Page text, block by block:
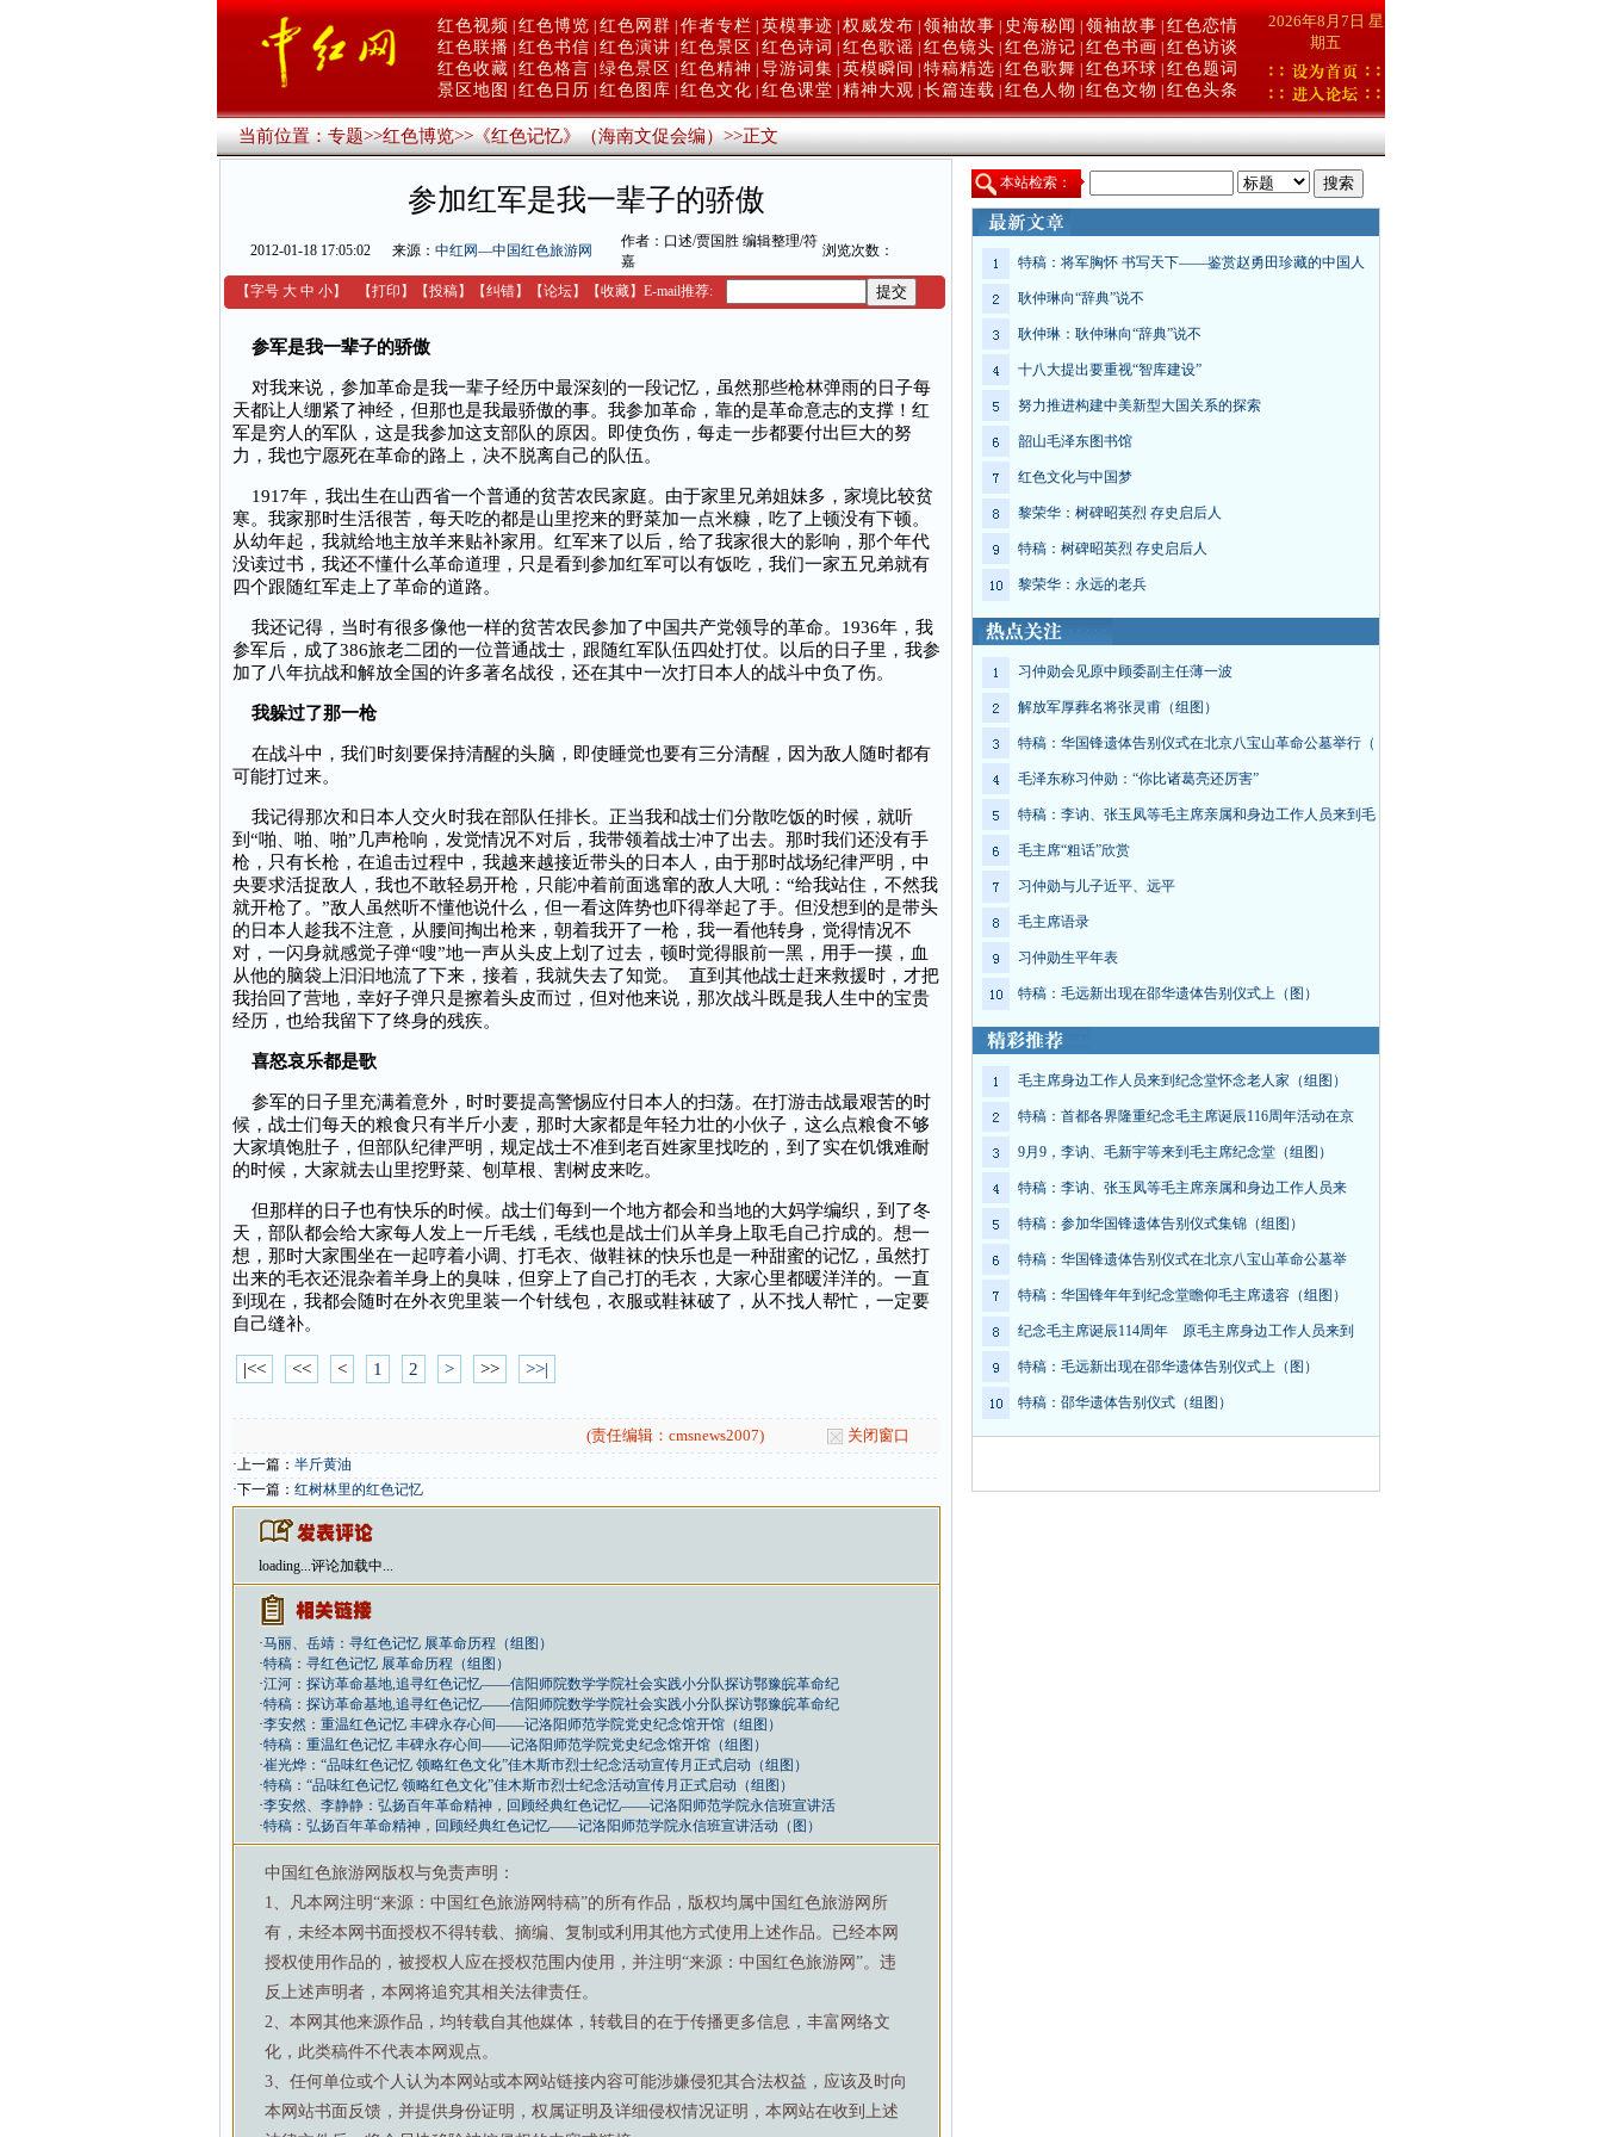
红色视频 红色博览 红色网群 作者专栏 英模事迹 权威发布 领袖故事 史海秘闻 领袖故事 红色恋情
红色联播 红色书信 红色演讲 红色景区 红色诗词 红色歌谣 红色镜头 红色游记 红色书画
红色访谈
红色收藏 红色格言 绿色景区 红色精神 导游词集 英模瞬间 特稿精选 红色歌舞 红色环球 红色题词
景区地图
红色日历 红色图库 红色文化 红色课堂 精神大观 长篇连载 红色人物 红色文物 红色头条
2026年8月7日 星
期五
当前位置：专题>>红色博览>>《红色记忆》（海南文促会编）>>正文
参加红军是我一辈子的骄傲
2012-01-18 17:05:02 来源： 中红网—中国红色旅游网
作者：口述/贾国胜 编辑整理/符
嘉
浏览次数：
【字号 大 中 小】 【打印 】 【投稿】 【纠错】 【论坛】 【收藏】 E-mail推荐:
参军是我一辈子的骄傲
对我来说，参加革命是我一辈子经历中最深刻的一段记忆，虽然那些枪林弹雨的日子每
天都让人绷紧了神经，但那也是我最骄傲的事。我参加革命，靠的是革命意志的支撑！红
军是穷人的军队，这是我参加这支部队的原因。即使负伤，每走一步都要付出巨大的努
力，我也宁愿死在革命的路上，决不脱离自己的队伍。
1917年，我出生在山西省一个普通的贫苦农民家庭。由于家里兄弟姐妹多，家境比较贫
寒。我家那时生活很苦，每天吃的都是山里挖来的野菜加一点米糠，吃了上顿没有下顿。
从幼年起，我就给地主放羊来贴补家用。红军来了以后，给了我家很大的影响，那个年代
没读过书，我还不懂什么革命道理，只是看到参加红军可以有饭吃，我们一家五兄弟就有
四个跟随红军走上了革命的道路。
我还记得，当时有很多像他一样的贫苦农民参加了中国共产党领导的革命。1936年，我
参军后，成了386旅老二团的一位普通战士，跟随红军队伍四处打仗。以后的日子里，我参
加了八年抗战和解放全国的许多著名战役，还在其中一次打日本人的战斗中负了伤。
我躲过了那一枪
在战斗中，我们时刻要保持清醒的头脑，即使睡觉也要有三分清醒，因为敌人随时都有
可能打过来。
我记得那次和日本人交火时我在部队任排长。正当我和战士们分散吃饭的时候，就听
到“啪、啪、啪”几声枪响，发觉情况不对后，我带领着战士冲了出去。那时我们还没有手
枪，只有长枪，在追击过程中，我越来越接近带头的日本人，由于那时战场纪律严明，中
央要求活捉敌人，我也不敢轻易开枪，只能冲着前面逃窜的敌人大吼：“给我站住，不然我
就开枪了。”敌人虽然听不懂他说什么，但一看这阵势也吓得举起了手。但没想到的是带头
的日本人趁我不注意，从腰间掏出枪来，朝着我开了一枪，我一看他转身，觉得情况不
对，一闪身就感觉子弹“嗖”地一声从头皮上划了过去，顿时觉得眼前一黑，用手一摸，血
从他的脑袋上汩汩地流了下来，接着，我就失去了知觉。 直到其他战士赶来救援时，才把
我抬回了营地，幸好子弹只是擦着头皮而过，但对他来说，那次战斗既是我人生中的宝贵
经历，也给我留下了终身的残疾。
喜怒哀乐都是歌
参军的日子里充满着意外，时时要提高警惕应付日本人的扫荡。在打游击战最艰苦的时
候，战士们每天的粮食只有半斤小麦，那时大家都是年轻力壮的小伙子，这么点粮食不够
大家填饱肚子，但部队纪律严明，规定战士不准到老百姓家里找吃的，到了实在饥饿难耐
的时候，大家就去山里挖野菜、刨草根、割树皮来吃。
但那样的日子也有快乐的时候。战士们每到一个地方都会和当地的大妈学编织，到了冬
天，部队都会给大家每人发上一斤毛线，毛线也是战士们从羊身上取毛自己拧成的。想一
想，那时大家围坐在一起哼着小调、打毛衣、做鞋袜的快乐也是一种甜蜜的记忆，虽然打
出来的毛衣还混杂着羊身上的臭味，但穿上了自己打的毛衣，大家心里都暖洋洋的。一直
到现在，我都会随时在外衣兜里装一个针线包，衣服或鞋袜破了，从不找人帮忙，一定要
自己缝补。
|<< << < 1 2 > >> >>|
(责任编辑：cmsnews2007) 关闭窗口
·上一篇： 半斤黄油
·下一篇： 红树林里的红色记忆
loading...评论加载中...
·马丽、岳靖：寻红色记忆 展革命历程（组图）
·特稿：寻红色记忆 展革命历程（组图）
·江河：探访革命基地,追寻红色记忆——信阳师院数学学院社会实践小分队探访鄂豫皖革命纪
·特稿：探访革命基地,追寻红色记忆——信阳师院数学学院社会实践小分队探访鄂豫皖革命纪
·李安然：重温红色记忆 丰碑永存心间——记洛阳师范学院党史纪念馆开馆（组图）
·特稿：重温红色记忆 丰碑永存心间——记洛阳师范学院党史纪念馆开馆（组图）
·崔光烨：“品味红色记忆 领略红色文化”佳木斯市烈士纪念活动宣传月正式启动（组图）
·特稿：“品味红色记忆 领略红色文化”佳木斯市烈士纪念活动宣传月正式启动（组图）
·李安然、李静静：弘扬百年革命精神，回顾经典红色记忆——记洛阳师范学院永信班宣讲活
·特稿：弘扬百年革命精神，回顾经典红色记忆——记洛阳师范学院永信班宣讲活动（图）
中国红色旅游网版权与免责声明：
1、凡本网注明“来源：中国红色旅游网特稿”的所有作品，版权均属中国红色旅游网所
有，未经本网书面授权不得转载、摘编、复制或利用其他方式使用上述作品。已经本网
授权使用作品的，被授权人应在授权范围内使用，并注明“来源：中国红色旅游网”。违
反上述声明者，本网将追究其相关法律责任。
2、本网其他来源作品，均转载自其他媒体，转载目的在于传播更多信息，丰富网络文
化，此类稿件不代表本网观点。
3、任何单位或个人认为本网站或本网站链接内容可能涉嫌侵犯其合法权益，应该及时向
本网站书面反馈，并提供身份证明，权属证明及详细侵权情况证明，本网站在收到上述
本站检索：
特稿：将军胸怀 书写天下——鉴赏赵勇田珍藏的中国人
耿仲琳向“辞典”说不
耿仲琳：耿仲琳向“辞典”说不
十八大提出要重视“智库建设”
努力推进构建中美新型大国关系的探索
韶山毛泽东图书馆
红色文化与中国梦
黎荣华：树碑昭英烈 存史启后人
特稿：树碑昭英烈 存史启后人
黎荣华：永远的老兵
习仲勋会见原中顾委副主任薄一波
解放军厚葬名将张灵甫（组图）
特稿：华国锋遗体告别仪式在北京八宝山革命公墓举行（
毛泽东称习仲勋：“你比诸葛亮还厉害”
特稿：李讷、张玉凤等毛主席亲属和身边工作人员来到毛
毛主席“粗话”欣赏
习仲勋与儿子近平、远平
毛主席语录
习仲勋生平年表
特稿：毛远新出现在邵华遗体告别仪式上（图）
毛主席身边工作人员来到纪念堂怀念老人家（组图）
特稿：首都各界隆重纪念毛主席诞辰116周年活动在京
9月9，李讷、毛新宇等来到毛主席纪念堂（组图）
特稿：李讷、张玉凤等毛主席亲属和身边工作人员来
特稿：参加华国锋遗体告别仪式集锦（组图）
特稿：华国锋遗体告别仪式在北京八宝山革命公墓举
特稿：华国锋年年到纪念堂瞻仰毛主席遗容（组图）
纪念毛主席诞辰114周年 原毛主席身边工作人员来到
特稿：毛远新出现在邵华遗体告别仪式上（图）
特稿：邵华遗体告别仪式（组图）